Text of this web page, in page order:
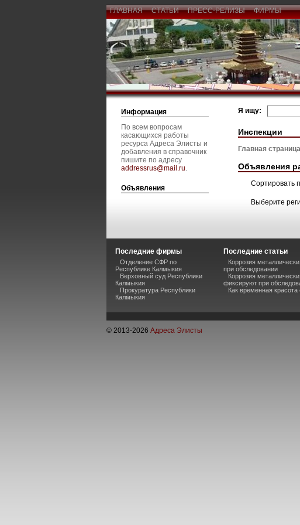
ГЛАВНАЯ СТАТЬИ ПРЕСС-РЕЛИЗЫ ФИРМЫ
Информация
По всем вопросам
касающихся работы
ресурса Адреса Элисты и
добавления в справочник
пишите по адресу
addressrus@mail.ru.
Объявления
Я ищу:
Инспекции
Главная страница
Объявления
Сортировать
Выберите
Последние фирмы
Отделение СФР по
Республике Калмыкия
Верховный суд Республики
Калмыкия
Прокуратура Республики
Калмыкия
Последние статьи
Коррозия
при обследовании
Коррозия
фиксируют при
Как временная красота
© 2013-2026 Адреса Элисты